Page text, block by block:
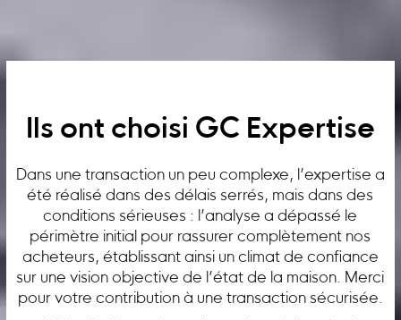
Ils ont choisi GC Expertise
Dans une transaction un peu complexe, l’expertise a
été réalisé dans des délais serrés, mais dans des
conditions sérieuses : l’analyse a dépassé le
périmètre initial pour rassurer complètement nos
acheteurs, établissant ainsi un climat de confiance
sur une vision objective de l’état de la maison. Merci
pour votre contribution à une transaction sécurisée.